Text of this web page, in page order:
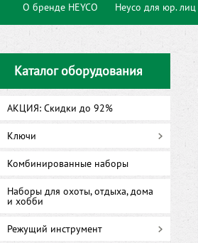
О бренде HEYCO Heyco для юр. лиц
Каталог оборудования
АКЦИЯ: Скидки до 92%
Ключи
Комбинированные наборы
Наборы для охоты, отдыха, дома
и хобби
Режущий инструмент